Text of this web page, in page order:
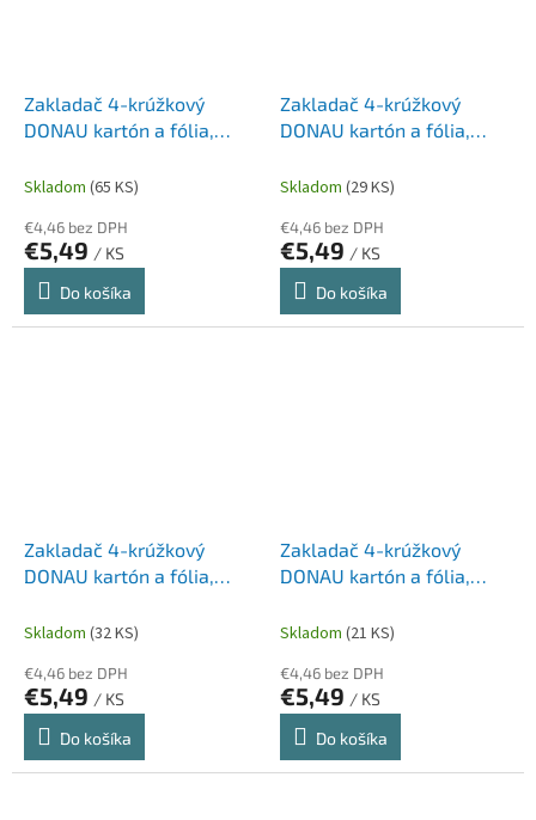
Zakladač 4-krúžkový
DONAU kartón a fólia,
Skladom (65 KS)
€4,46 bez DPH
€5,49 / KS
Do košíka
Zakladač 4-krúžkový
DONAU kartón a fólia,
Skladom (29 KS)
€4,46 bez DPH
€5,49 / KS
Do košíka
Zakladač 4-krúžkový
DONAU kartón a fólia,
tmavomodrý
Skladom (32 KS)
€4,46 bez DPH
€5,49 / KS
Do košíka
Zakladač 4-krúžkový
DONAU kartón a fólia,
Skladom (21 KS)
€4,46 bez DPH
€5,49 / KS
Do košíka